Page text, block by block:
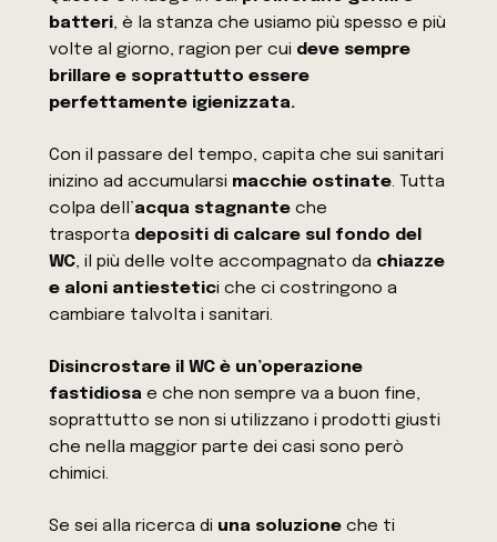
batteri, è la stanza che usiamo più spesso e più
volte al giorno, ragion per cui deve sempre
brillare e soprattutto essere
perfettamente igienizzata.
Con il passare del tempo, capita che sui sanitari
inizino ad accumularsi macchie ostinate. Tutta
colpa dell’acqua stagnante che
trasporta depositi di calcare sul fondo del
WC, il più delle volte accompagnato da chiazze
e aloni antiestetici che ci costringono a
cambiare talvolta i sanitari.
Disincrostare il WC è un’operazione
fastidiosa e che non sempre va a buon fine,
soprattutto se non si utilizzano i prodotti giusti
che nella maggior parte dei casi sono però
chimici.
Se sei alla ricerca di una soluzione che ti